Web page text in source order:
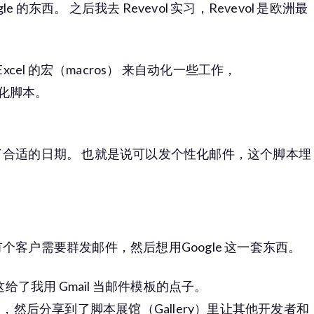
的东西。 之后我去 Revevol 实习，Revevol 是欧洲最
的宏（macros） 来自动化一些工作，
脚本。
适的日期。 也就是说可以发个性化邮件，这个脚本埋
客户需要群发邮件，然后想用Google 这一套东西。
了我用 Gmail 当邮件模板的点子。
然后分享到了脚本展馆（Gallery）里让其他开发者和